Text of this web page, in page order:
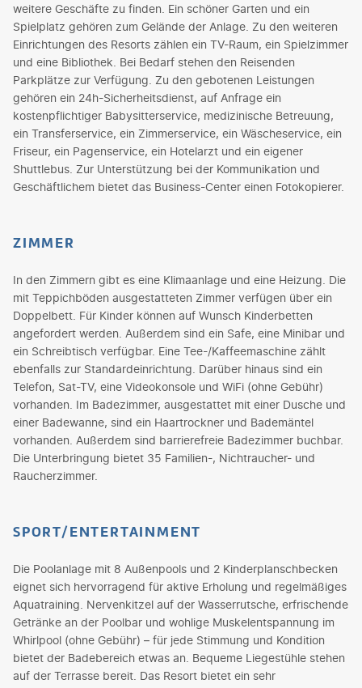
weitere Geschäfte zu finden. Ein schöner Garten und ein
Spielplatz gehören zum Gelände der Anlage. Zu den weiteren
Einrichtungen des Resorts zählen ein TV-Raum, ein Spielzimmer
und eine Bibliothek. Bei Bedarf stehen den Reisenden
Parkplätze zur Verfügung. Zu den gebotenen Leistungen
gehören ein 24h-Sicherheitsdienst, auf Anfrage ein
kostenpflichtiger Babysitterservice, medizinische Betreuung,
ein Transferservice, ein Zimmerservice, ein Wäscheservice, ein
Friseur, ein Pagenservice, ein Hotelarzt und ein eigener
Shuttlebus. Zur Unterstützung bei der Kommunikation und
Geschäftlichem bietet das Business-Center einen Fotokopierer.
ZIMMER
In den Zimmern gibt es eine Klimaanlage und eine Heizung. Die
mit Teppichböden ausgestatteten Zimmer verfügen über ein
Doppelbett. Für Kinder können auf Wunsch Kinderbetten
angefordert werden. Außerdem sind ein Safe, eine Minibar und
ein Schreibtisch verfügbar. Eine Tee-/Kaffeemaschine zählt
ebenfalls zur Standardeinrichtung. Darüber hinaus sind ein
Telefon, Sat-TV, eine Videokonsole und WiFi (ohne Gebühr)
vorhanden. Im Badezimmer, ausgestattet mit einer Dusche und
einer Badewanne, sind ein Haartrockner und Bademäntel
vorhanden. Außerdem sind barrierefreie Badezimmer buchbar.
Die Unterbringung bietet 35 Familien-, Nichtraucher- und
Raucherzimmer.
SPORT/ENTERTAINMENT
Die Poolanlage mit 8 Außenpools und 2 Kinderplanschbecken
eignet sich hervorragend für aktive Erholung und regelmäßiges
Aquatraining. Nervenkitzel auf der Wasserrutsche, erfrischende
Getränke an der Poolbar und wohlige Muskelentspannung im
Whirlpool (ohne Gebühr) – für jede Stimmung und Kondition
bietet der Badebereich etwas an. Bequeme Liegestühle stehen
auf der Terrasse bereit. Das Resort bietet ein sehr